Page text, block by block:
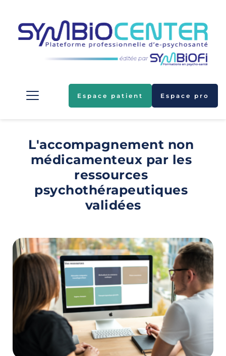
Espace patient Espace pro
L'accompagnement non
médicamenteux par les
ressources
psychothérapeutiques
validées